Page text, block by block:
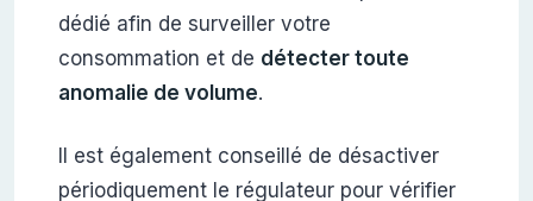
dédié afin de surveiller votre
consommation et de détecter toute
anomalie de volume.
Il est également conseillé de désactiver
périodiquement le régulateur pour vérifier